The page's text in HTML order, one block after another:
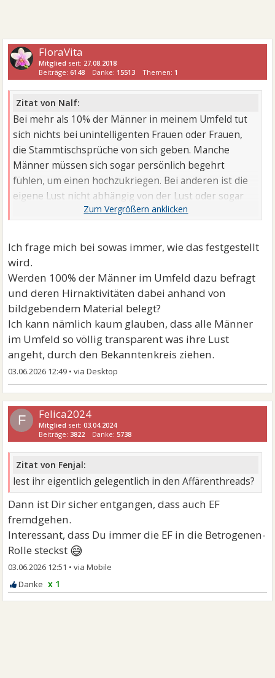
FloraVita
Mitglied seit: 27.08.2018
Beiträge:6148 Danke: 15513 Themen: 1
Zitat von Nalf:
Bei mehr als 10% der Männer in meinem Umfeld tut
sich nichts bei unintelligenten Frauen oder Frauen,
die Stammtischsprüche von sich geben. Manche
Männer müssen sich sogar persönlich begehrt
fühlen, um einen hochzukriegen. Bei anderen ist die
eigene Lust nicht abhängig von der Lust oder sogar
nur Einwilligung ihres Gegenübers. Die sind dann
Ich frage mich bei sowas immer, wie das festgestellt
wird.
Werden 100% der Männer im Umfeld dazu befragt
und deren Hirnaktivitäten dabei anhand von
bildgebendem Material belegt?
Ich kann nämlich kaum glauben, dass alle Männer
im Umfeld so völlig transparent was ihre Lust
angeht, durch den Bekanntenkreis ziehen.
03.06.2026 12:49 •
F Felica2024
Mitglied seit:03.04.2024
Beiträge: 3822 Danke: 5738
Zitat von Fenjal:
lest ihr eigentlich gelegentlich in den Affärenthreads?
Dann ist Dir sicher entgangen, dass auch EF
fremdgehen.
Interessant, dass Du immer die EF in die Betrogenen-
Rolle steckst 😅
03.06.2026 12:51 •
x 1